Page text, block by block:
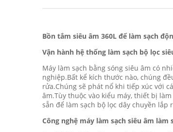
Bồn tắm siêu âm 360L để làm sạch
Vận hành hệ thống làm sạch bộ lọc
Máy làm sạch bằng sóng siêu âm có
nghiệp.Bất kể kích thước nào, chúng
rửa.Chúng sẽ phát nổ khi tiếp xúc với
âm.Tùy thuộc vào kiểu máy, thiết bị
sẵn để làm sạch bộ lọc dây chuyền lắp
Công nghệ máy làm sạch siêu âm làm